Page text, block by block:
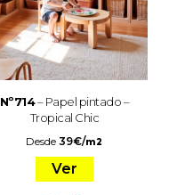
Nº714– Papel pintado –
Tropical Chic
Desde39€/m2
Ver